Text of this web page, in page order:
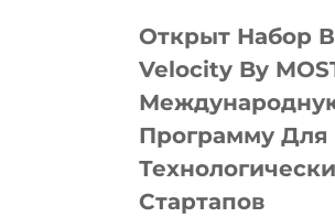
БИЛЕТ
IT-
Открыт Набор В
Velocity By
Программу Для
Стартапов